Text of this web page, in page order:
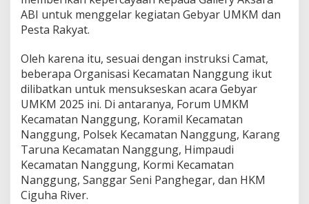
ABI untuk menggelar kegiatan Gebyar UMKM dan
Pesta Rakyat.
Oleh karena itu, sesuai dengan instruksi Camat,
beberapa Organisasi Kecamatan Nanggung ikut
dilibatkan untuk mensukseskan acara Gebyar
UMKM 2025 ini. Di antaranya, Forum UMKM
Kecamatan Nanggung, Koramil Kecamatan
Nanggung, Polsek Kecamatan Nanggung, Karang
Taruna Kecamatan Nanggung, Himpaudi
Kecamatan Nanggung, Kormi Kecamatan
Nanggung, Sanggar Seni Panghegar, dan HKM
Ciguha River.